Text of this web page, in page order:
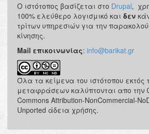
Ο ιστότοπος βασίζεται στο Drupal,
100% ελεύθερο λογισμικό και δεν
τρίτων υπηρεσιών για την
κίνησης.
Mail επικοινωνίας: info@barikat.gr
Όλα τα κείμενα του ιστότοπου εκτός
μεταφράσεων καλύπτονται απο την
Commons Attribution-NonCommercial-
Unported άδεια χρήσης.